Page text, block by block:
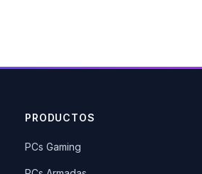
PRODUCTOS
PCs Gaming